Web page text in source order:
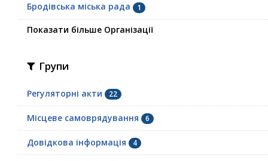
Бродівська міська рада 1
Показати більше Організації
Групи
Регуляторні акти 22
Місцеве самоврядування 6
Довідкова інформація 4